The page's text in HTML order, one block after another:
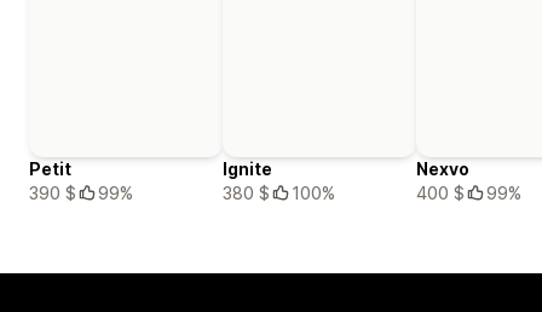
Petit
390 $
99%
Ignite
380 $
100%
Nexvo
400 $
99%